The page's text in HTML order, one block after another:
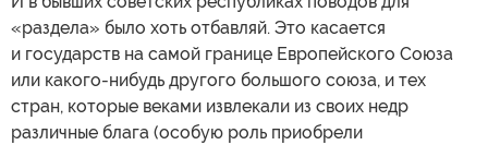
«раздела» было хоть отбавляй. Это касается
и государств на самой границе Европейского Союза
или какого-нибудь другого большого союза, и тех
стран, которые веками извлекали из своих недр
различные блага (особую роль приобрели